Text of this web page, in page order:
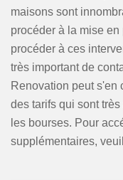
maisons sont
procéder à la mise
procéder à ces
très important de
Renovation peut s'en
des tarifs qui sont
les bourses. Pour
supplémentaires,